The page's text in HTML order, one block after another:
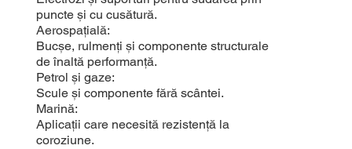
puncte și cu cusătură.
Aerospațială:
Bucșe, rulmenți și componente structurale
de înaltă performanță.
Petrol și gaze:
Scule și componente fără scântei.
Marină:
Aplicații care necesită rezistență la
coroziune.